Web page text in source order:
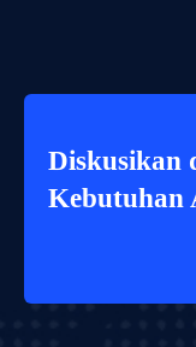
Diskusikan
Kebutuhan